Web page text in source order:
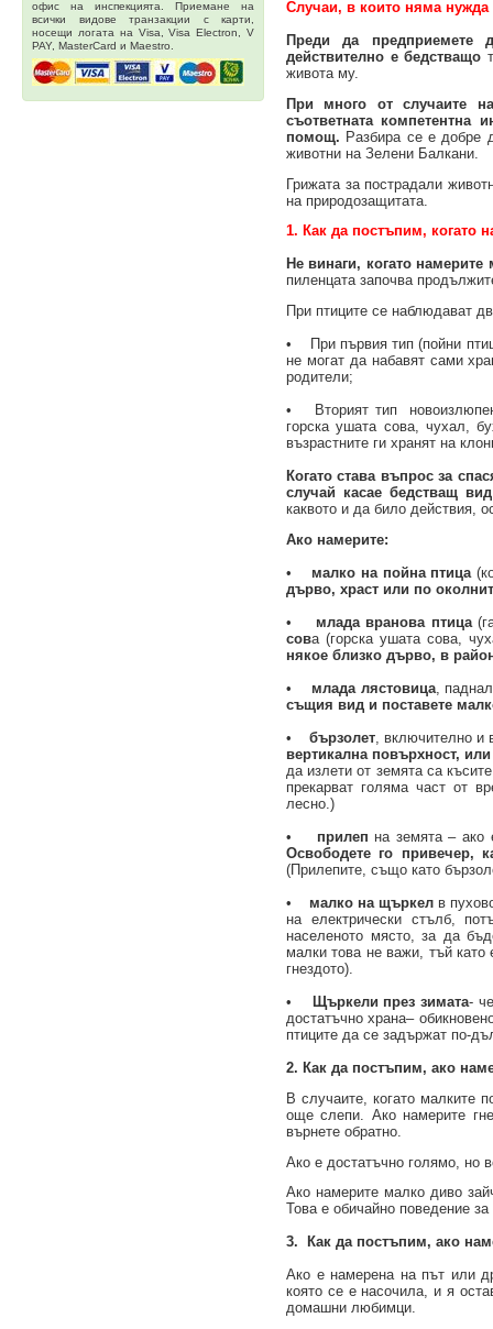
офис на инспекцията. Приемане на
всички видове транзакции с карти,
носещи логата на Visa, Visa Electron, V
PAY, MasterCard и Maestro.
Случаи, в които няма нужда
Преди да предприемете
действително е бедстващо
живота му.
При много от случаите
съответната компетентна
помощ. Разбира се е добре
животни на Зелени Балкани.
Грижата за пострадали
на природозащитата.
1. Как да постъпим, когато
Не винаги, когато
пиленцата започва
При птиците се наблюдават
• При първия тип (пойни
не могат да набавят сами
родители;
• Вторият тип
горска ушата сова, чухал,
възрастните ги хранят на
Когато става въпрос за
случай касае бедстващ вид
каквото и да било действия,
Ако намерите:
• малко на пойна птица
дърво, храст или по
• млада вранова птица
сова (горска ушата сова,
някое близко дърво, в
• млада лястовица,
същия вид и поставете
• бързолет , включително и
вертикална повърхност,
да излети от земята са
прекарват голяма част от
лесно.)
• прилеп на земята –
Освободете го привечер,
(Прилепите, също като
• малко на щъркел в
на електрически стълб,
населеното място, за да
малки това не важи, тъй като
гнездото).
•
Щъркели през зимата-
достатъчно храна–
птиците да се задържат по-
2. Как да постъпим, ако
В случаите, когато малките
още слепи. Ако намерите
върнете обратно.
Ако е достатъчно голямо, но
Ако намерите малко диво
Това е обичайно поведение
3. Как да постъпим, ако
Ако е намерена на път или
която се е насочила, и я
домашни любимци.